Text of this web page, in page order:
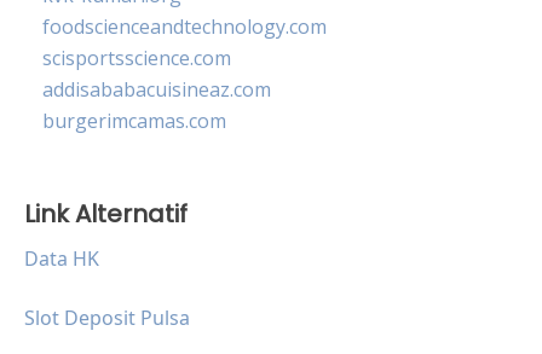
foodscienceandtechnology.com
scisportsscience.com
addisababacuisineaz.com
burgerimcamas.com
Link Alternatif
Data HK
Slot Deposit Pulsa